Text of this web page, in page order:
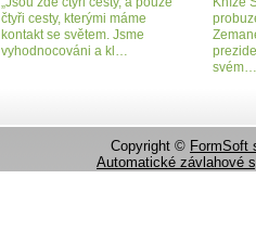
čtyři cesty, kterými máme
kontakt se světem. Jsme
vyhodnocováni a kl…
svém…
Copyright © FormSoft
Automatické závlahové